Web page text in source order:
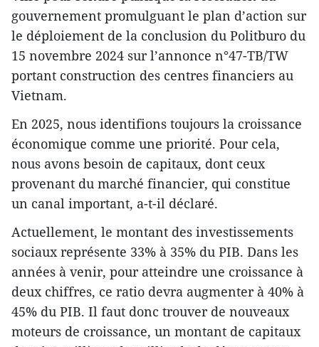
gouvernement promulguant le plan d’action sur
le déploiement de la conclusion du Politburo du
15 novembre 2024 sur l’annonce n°47-TB/TW
portant construction des centres financiers au
Vietnam.
En 2025, nous identifions toujours la croissance
économique comme une priorité. Pour cela,
nous avons besoin de capitaux, dont ceux
provenant du marché financier, qui constitue
un canal important, a-t-il déclaré.
Actuellement, le montant des investissements
sociaux représente 33% à 35% du PIB. Dans les
années à venir, pour atteindre une croissance à
deux chiffres, ce ratio devra augmenter à 40% à
45% du PIB. Il faut donc trouver de nouveaux
moteurs de croissance, un montant de capitaux